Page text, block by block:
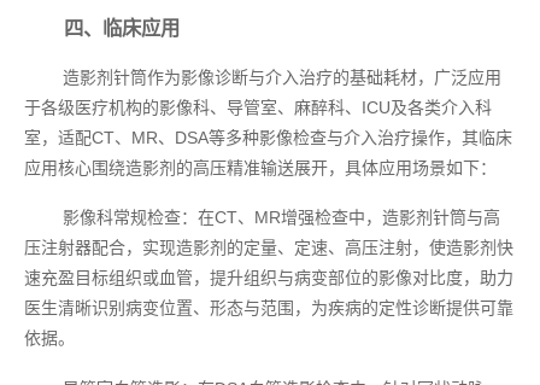
四、临床应用
造影剂针筒作为影像诊断与介入治疗的基础耗材，广泛应用
于各级医疗机构的影像科、导管室、麻醉科、ICU及各类介入科
室，适配CT、MR、DSA等多种影像检查与介入治疗操作，其临床
应用核心围绕造影剂的高压精准输送展开，具体应用场景如下：
影像科常规检查：在CT、MR增强检查中，造影剂针筒与高
压注射器配合，实现造影剂的定量、定速、高压注射，使造影剂快
速充盈目标组织或血管，提升组织与病变部位的影像对比度，助力
医生清晰识别病变位置、形态与范围，为疾病的定性诊断提供可靠
依据。